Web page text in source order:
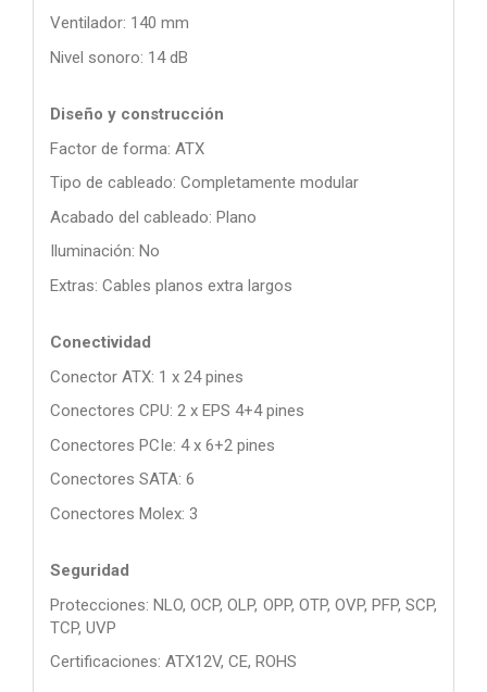
Ventilador: 140 mm
Nivel sonoro: 14 dB
Diseño y construcción
Factor de forma: ATX
Tipo de cableado: Completamente modular
Acabado del cableado: Plano
Iluminación: No
Extras: Cables planos extra largos
Conectividad
Conector ATX: 1 x 24 pines
Conectores CPU: 2 x EPS 4+4 pines
Conectores PCIe: 4 x 6+2 pines
Conectores SATA: 6
Conectores Molex: 3
Seguridad
Protecciones: NLO, OCP, OLP, OPP, OTP, OVP, PFP, SCP,
TCP, UVP
Certificaciones: ATX12V, CE, ROHS